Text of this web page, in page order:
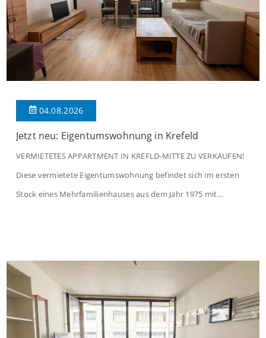
04.08.2026
Jetzt neu: Eigentumswohnung in Krefeld
VERMIETETES APPARTMENT IN KREFLD-MITTE ZU VERKAUFEN!
Diese vermietete Eigentumswohnung befindet sich im ersten
Stock eines Mehrfamilienhauses aus dem Jahr 1975 mit
praktischen Diele, welche ausreichend Platz für eine […]